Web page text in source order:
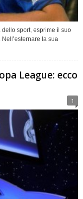
dello sport, esprime il suo
la sua
League: ecco
1